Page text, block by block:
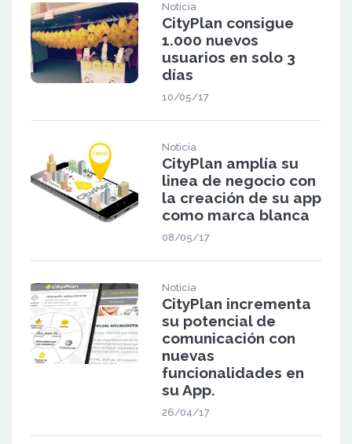
Noticia
CityPlan consigue
1.000 nuevos
usuarios en solo 3
días
10/05/17
Noticia
CityPlan amplía su
linea de negocio con
la creación de su app
como marca blanca
08/05/17
Noticia
CityPlan incrementa
su potencial de
comunicación con
nuevas
funcionalidades en
su App.
26/04/17